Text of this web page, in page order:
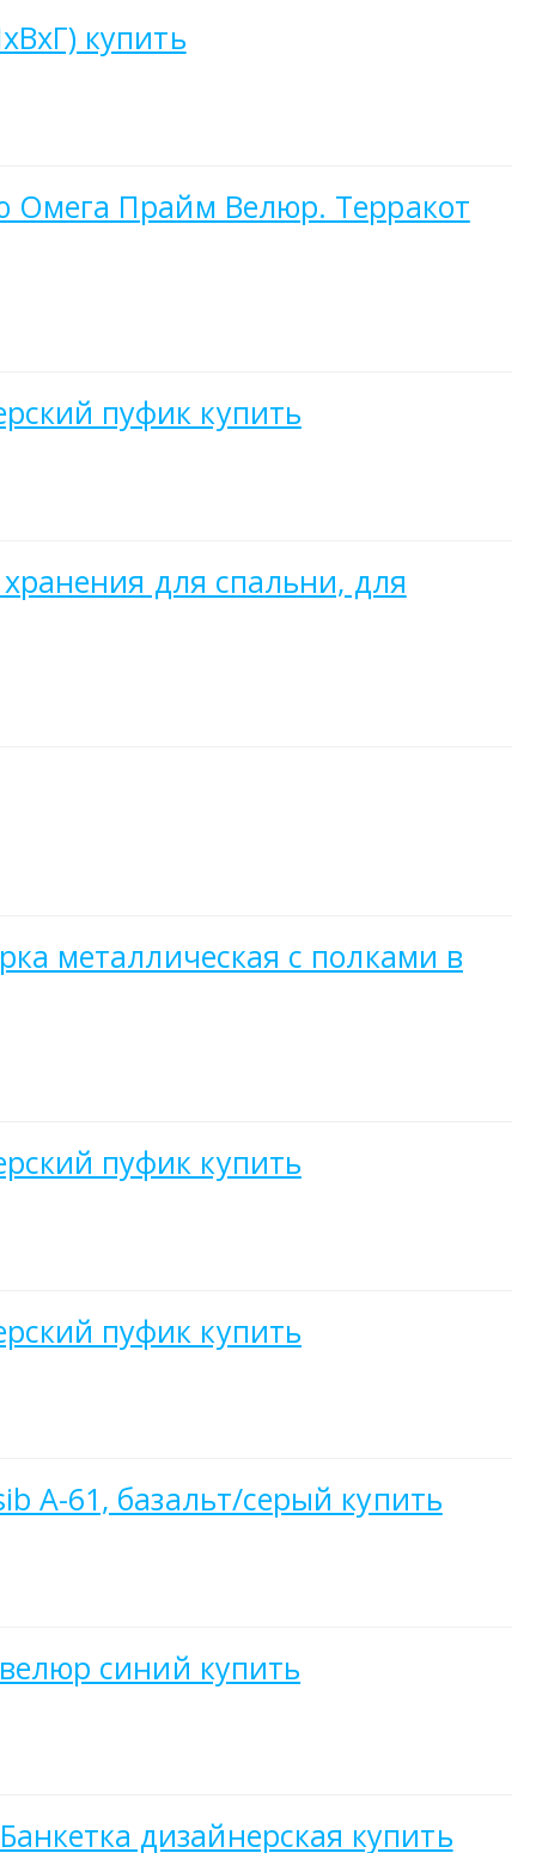
купить
Омега Прайм Велюр. Терракот
пуфик купить
для спальни, для
металлическая с полками в
пуфик купить
пуфик купить
А-61, базальт/серый купить
синий купить
дизайнерская купить